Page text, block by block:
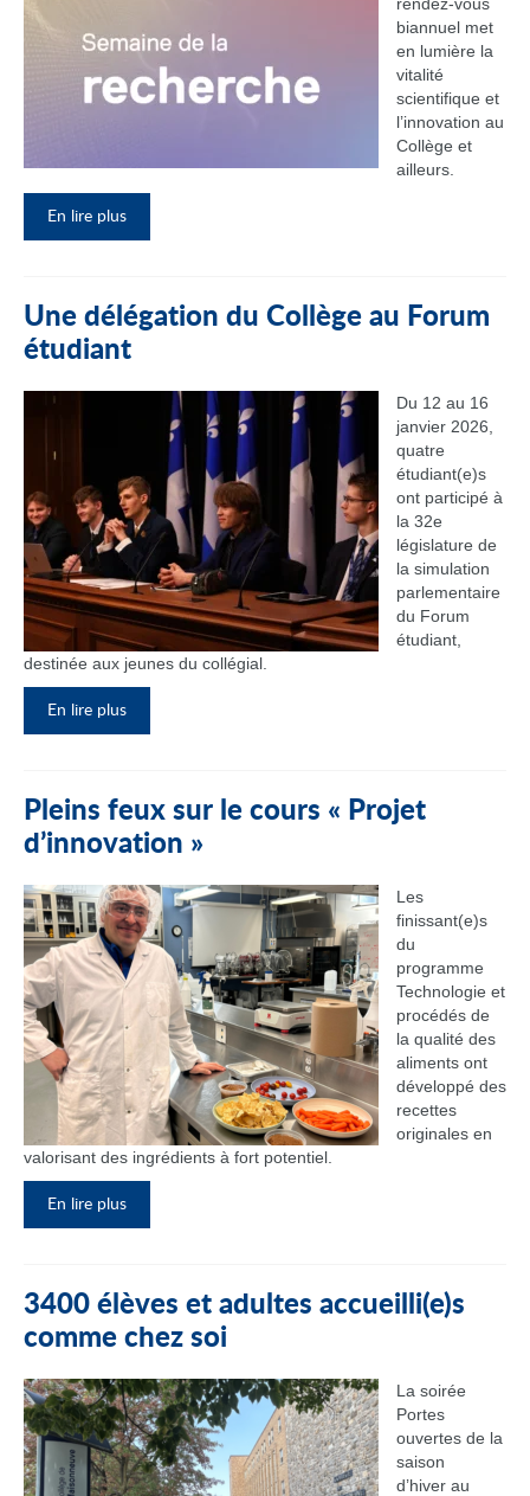
biannuel met
en lumière la
vitalité
scientifique et
l’innovation au
Collège et
ailleurs.
En lire plus
Une délégation du Collège au Forum
étudiant
Du 12 au 16
janvier 2026,
quatre
étudiant(e)s
ont participé à
la 32e
législature de
la simulation
parlementaire
du Forum
étudiant,
destinée aux jeunes du collégial.
En lire plus
Pleins feux sur le cours « Projet
d’innovation »
Les
finissant(e)s
du
programme
Technologie et
procédés de
la qualité des
aliments ont
développé des
recettes
originales en
valorisant des ingrédients à fort potentiel.
En lire plus
3400 élèves et adultes accueilli(e)s
comme chez soi
La soirée
Portes
ouvertes de la
saison
d’hiver au